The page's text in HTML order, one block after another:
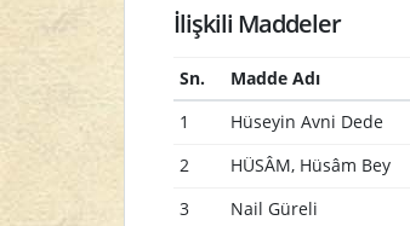
İlişkili Maddeler
Sn. Madde Adı
1
Hüseyin Avni Dede
2 HÜSÂM, Hüsâm Bey
3 Nail Güreli